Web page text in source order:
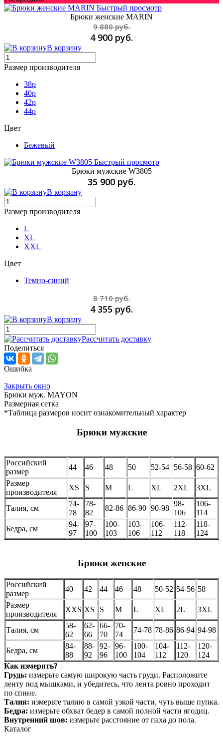
Быстрый просмотр
Брюки женские MARIN
9 880 руб.
4 900 руб.
В корзину
Размер производителя
38p
40p
42p
44p
Цвет
Бежевый
Быстрый просмотр
Брюки мужские W3805
35 900 руб.
В корзину
Размер производителя
L
XL
XXL
Цвет
Темно-синий
8 710 руб.
4 355 руб.
В корзину
Рассчитать доставку
Поделиться
Ошибка
Закрыть окно
Брюки муж. MAYON
Размерная сетка
*Таблица размеров носит ознакомительный характер
Брюки мужские
Российский
размер
44 46 48 50 52-54 56-58 60-62
Размер
производителя
XS S M L XL 2XL 3XL
Талия, см
74-
78
78-
82
82-86 86-90 90-98
98-
106
106-
114
Бедра, см
94-
97
97-
100
100-
103
103-
106
106-
112
112-
118
118-
124
Брюки женские
Российский
размер
40 42 44 46 48 50-52 54-56 58
Размер
производителя
XXS XS S M L XL 2L 3XL
Талия, см
58-
62
62-
66
66-
70
70-
74
74-78 78-86 86-94 94-98
Бедра, см
84-
88
88-
92
92-
96
96-
100
100-
104
104-
112
112-
120
120-
124
Как измерять?
Грудь: измерьте самую широкую часть груди. Расположите
ленту под мышками, и убедитесь, что лента ровно проходит
по спине.
Талия: измерьте талию в самой узкой части, чуть выше пупка.
Бедра: измерьте обхват бедер в самой полной части ягодиц.
Внутренний шов: измерьте расстояние от паха до пола.
Каталог